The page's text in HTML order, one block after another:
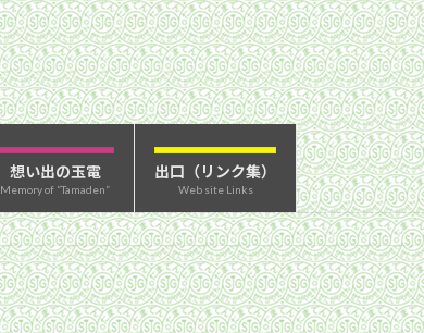
想い出の玉電
Memory of “Tamaden”
出口（リンク集）
Web site Links